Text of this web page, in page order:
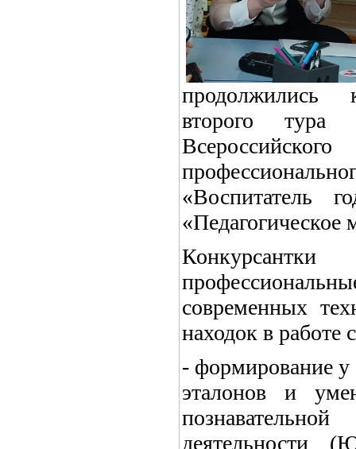
продолжились
второго тура
«Воспитатель
«Педагогическое
современных
находок в
- формирование у
эталонов и
деятельности